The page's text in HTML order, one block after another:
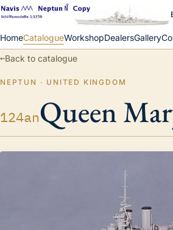
HomeCatalogueWorkshopDealersGallery
←Back to catalogue
NEPTUN · UNITED KINGDOM
124anQueen